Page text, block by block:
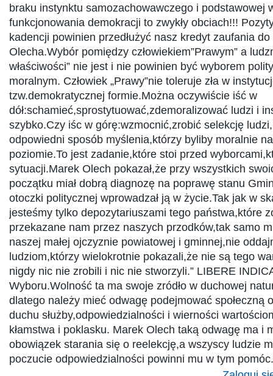
braku instynktu samozachowawczego i podstawowej
funkcjonowania demokracji to zwykły obciach!!!
kadencji powinien przedłużyć nasz kredyt zaufania
Olecha.Wybór pomiędzy człowiekiem”Prawym” a
właściwości” nie jest i nie powinien być wyborem
moralnym. Człowiek „Prawy”nie toleruje zła w
tzw.demokratycznej formie.Można oczywiście iść w
dół:schamieć,sprostytuować,zdemoralizować ludzi i
szybko.Czy iśc w górę:wzmocnić,zrobić selekcję
odpowiedni sposób myślenia,którzy byliby moralnie
poziomie.To jest zadanie,które stoi przed
sytuacji.Marek Olech pokazał,że przy wszystkich
początku miał dobrą diagnozę na poprawę stanu
otoczki politycznej wprowadzał ją w życie.Tak jak w
jesteśmy tylko depozytariuszami tego państwa,które
przekazane nam przez naszych przodków,tak samo
naszej małej ojczyznie powiatowej i gminnej,nie
ludziom,którzy wielokrotnie pokazali,że nie są tego
nigdy nic nie zrobili i nic nie stworzyli.” LIBERE
Wyboru.Wolność ta ma swoje zródło w duchowej
dlatego należy mieć odwagę podejmować społeczną
duchu służby,odpowiedzialności i wierności
kłamstwa i poklasku. Marek Olech taką odwagę ma i
obowiązek starania się o reelekcję,a wszyscy ludzie
poczucie odpowiedzialności powinni mu w tym